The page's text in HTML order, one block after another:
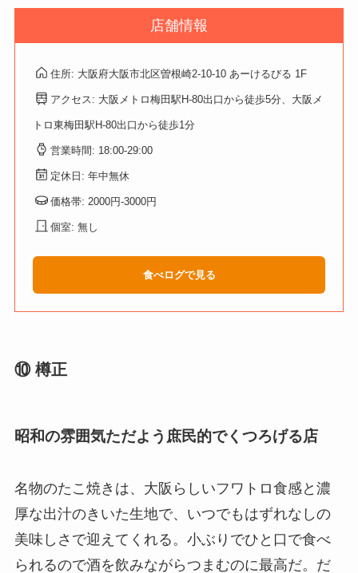
店舗情報
住所: 大阪府大阪市北区曽根崎2-10-10 あーけるびる 1F
アクセス: 大阪メトロ梅田駅H-80出口から徒歩5分、大阪メ
トロ東梅田駅H-80出口から徒歩1分
営業時間: 18:00-29:00
定休日: 年中無休
価格帯: 2000円-3000円
個室: 無し
食べログで見る
⑩ 樽正
昭和の雰囲気ただよう庶民的でくつろげる店
名物のたこ焼きは、大阪らしいフワトロ食感と濃
厚な出汁のきいた生地で、いつでもはずれなしの
美味しさで迎えてくれる。小ぶりでひと口で食べ
られるので酒を飲みながらつまむのに最高だ。だ